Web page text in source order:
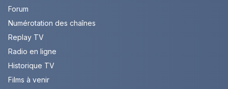
Forum
Numérotation des chaînes
Replay TV
Radio en ligne
Historique TV
Films à venir